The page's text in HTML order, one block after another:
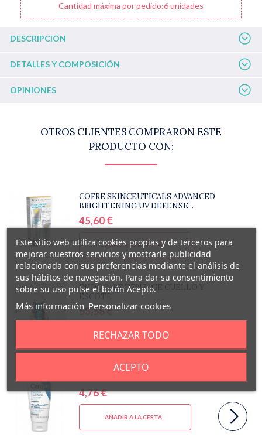
Cantidad máxima por pedido:6 unidades
DESCRIPCIÓN
DETALLES Y COMPOSICIÓN
OPINIONES
OTROS CLIENTES COMPRARON ESTE
PRODUCTO CON:
COFRE SKINCEUTICALS ADVANCED
BRIGHTENING UV DEFENSE...
45,60 €
AÑADIR A LA CESTA
ENDOCARE TENSAGE CUELLO Y
ESCOTE
53,56 €
AÑADIR A LA CESTA
4,76 €
AÑADIR A LA CESTA
Este sitio web utiliza cookies propias y de terceros para
mejorar nuestros servicios y mostrarle publicidad
relacionada con sus preferencias mediante el análisis de
sus hábitos de navegación. Para dar su consentimiento
sobre su uso pulse el botón Acepto.
Más información Personalizar cookies
RECHAZAR TODO
ACEPTO